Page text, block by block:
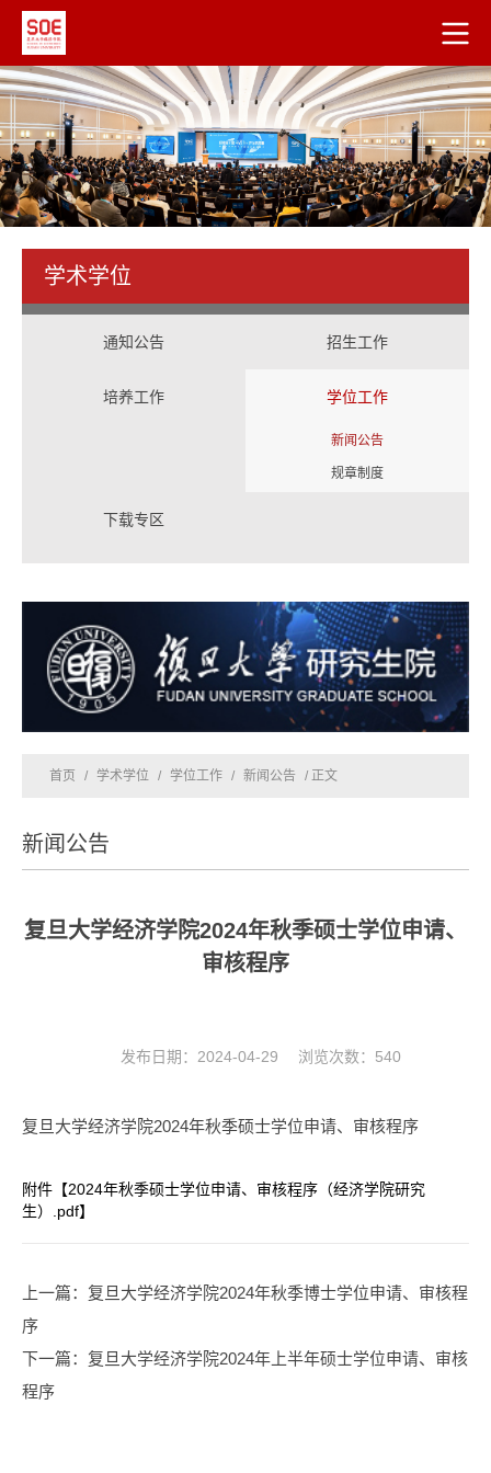
学术学位
通知公告 招生工作
培养工作 学位工作
新闻公告
规章制度
下载专区
首页 / 学术学位 / 学位工作 / 新闻公告 / 正文
新闻公告
复旦大学经济学院2024年秋季硕士学位申请、
审核程序
发布日期：2024-04-29 浏览次数： 540
复旦大学经济学院2024年秋季硕士学位申请、审核程序
附件【2024年秋季硕士学位申请、审核程序（经济学院研究
生）.pdf】
上一篇：复旦大学经济学院2024年秋季博士学位申请、审核程
序
下一篇：复旦大学经济学院2024年上半年硕士学位申请、审核
程序